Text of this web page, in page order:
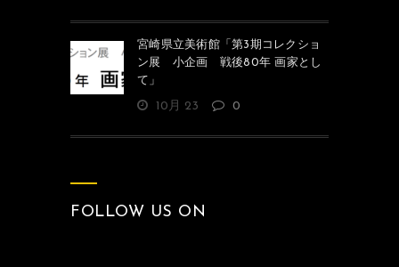
宮崎県立美術館「第3期コレクショ
ン展 小企画 戦後80年 画家とし
て」
10月 23 0
FOLLOW US ON